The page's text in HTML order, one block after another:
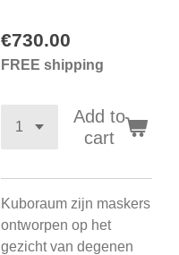
€730.00
FREE shipping
Add to
cart
Kuboraum zijn maskers
ontworpen op het
gezicht van degenen